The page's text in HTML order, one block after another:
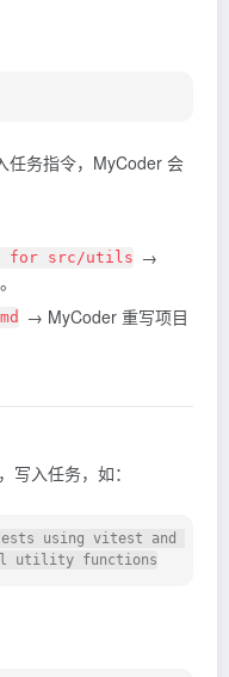
任务指令，MyCoder 会
for src/utils →
→ MyCoder 重写项目
，写入任务，如：
tests using vitest and